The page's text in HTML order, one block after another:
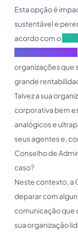
Esta opção é
sustentável e
acordo com o
organizações que
grande
Talvez a sua
corporativa bem
analógicos e
seus agentes e,
Conselho de
caso?
Neste contexto, a
deparar com
comunicação que
sua organização